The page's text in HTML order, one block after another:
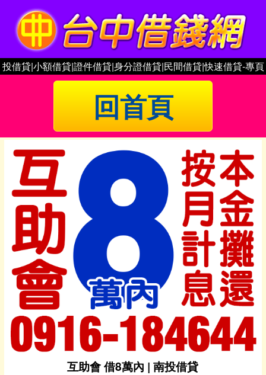
投借貸|小額借貸|證件借貸|身分證借貸|民間借貸|快速借貸-專頁
回首頁
互助會 借8萬內 | 南投借貸